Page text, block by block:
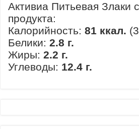
Активиа Питьевая Злаки
продукта:
Калорийность: 81 ккал.
Белики: 2.8 г.
Жиры: 2.2 г.
Углеводы: 12.4 г.